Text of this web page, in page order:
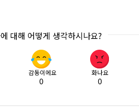
대해 어떻게 생각하시나요?
감동이에요
0
화나요
0